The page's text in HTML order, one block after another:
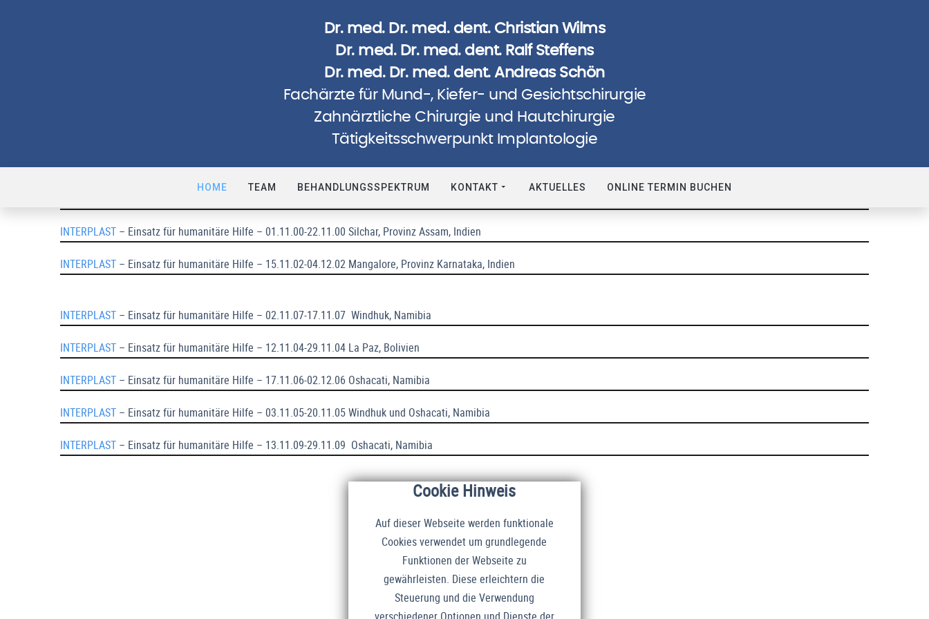
Dr. med. Dr. med. dent. Christian Wilms
Dr. med. Dr. med. dent. Ralf Steffens
Dr. med. Dr. med. dent. Andreas Schön
Fachärzte für Mund-, Kiefer- und Gesichtschirurgie
Zahnärztliche Chirurgie und Hautchirurgie
Tätigkeitsschwerpunkt Implantologie
HOME TEAM BEHANDLUNGSSPEKTRUM KONTAKT AKTUELLES ONLINE TERMIN BUCHEN
Humanitäre Einsätze
INTERPLAST– Einsatz für humanitäre Hilfe – 29.11.96 - 14.12.96 Hambantota, Sri Lanka
INTERPLAST – Einsatz für humanitäre Hilfe – 01.11.00-22.11.00 Silchar, Provinz Assam, Indien
INTERPLAST – Einsatz für humanitäre Hilfe – 15.11.02-04.12.02 Mangalore, Provinz Karnataka, Indien
INTERPLAST – Einsatz für humanitäre Hilfe – 02.11.07-17.11.07 Windhuk, Namibia
INTERPLAST – Einsatz für humanitäre Hilfe – 12.11.04-29.11.04 La Paz, Bolivien
INTERPLAST – Einsatz für humanitäre Hilfe – 17.11.06-02.12.06 Oshacati, Namibia
INTERPLAST – Einsatz für humanitäre Hilfe – 03.11.05-20.11.05 Windhuk und Oshacati, Namibia
INTERPLAST – Einsatz für humanitäre Hilfe – 13.11.09-29.11.09 Oshacati, Namibia
Cookie Hinweis
Auf dieser Webseite werden funktionale
Cookies verwendet um grundlegende
Funktionen der Webseite zu
gewährleisten. Diese erleichtern die
Steuerung und die Verwendung